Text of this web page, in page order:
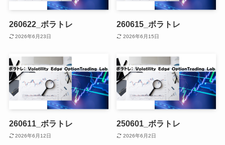
260622_ボラトレ
2026年6月23日
260615_ボラトレ
2026年6月15日
260611_ボラトレ
2026年6月12日
250601_ボラトレ
2026年6月2日